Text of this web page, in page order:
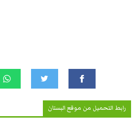
رابط التحميل من موقع البستان